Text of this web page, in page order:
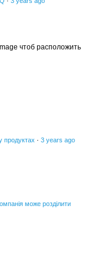
чтоб расположить
продуктах · 3 years ago
може розділити